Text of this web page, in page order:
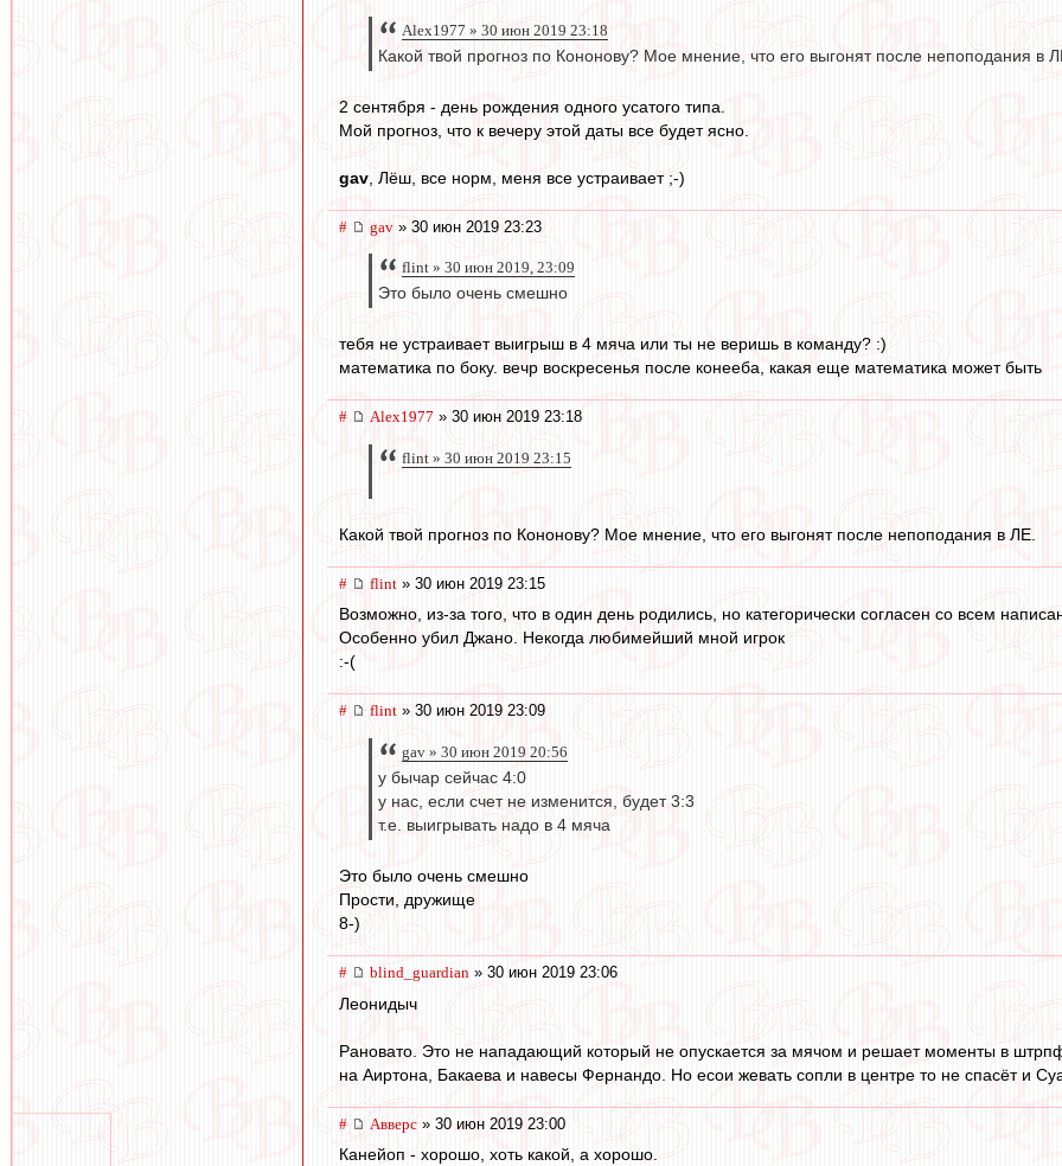
Alex1977 » 30 июн 2019 23:18
Какой твой прогноз по Кононову? Мое мнение, что его выгонят после непоподания в
2 сентября - день рождения одного усатого типа.
Мой прогноз, что к вечеру этой даты все будет ясно.
gav , Лёш, все норм, меня все устраивает ;-)
# gav » 30 июн 2019 23:23
flint » 30 июн 2019, 23:09
Это было очень смешно
тебя не устраивает выигрыш в 4 мяча или ты не веришь в команду? :)
математика по боку. вечр воскресенья после конееба, какая еще математика может быть
# Alex1977 » 30 июн 2019 23:18
flint » 30 июн 2019 23:15
Какой твой прогноз по Кононову? Мое мнение, что его выгонят после непоподания в ЛЕ.
# flint » 30 июн 2019 23:15
Возможно, из-за того, что в один день родились, но категорически согласен со всем
Особенно убил Джано. Некогда любимейший мной игрок
:-(
# flint » 30 июн 2019 23:09
gav » 30 июн 2019 20:56
у бычар сейчас 4:0
у нас, если счет не изменится, будет 3:3
т.е. выигрывать надо в 4 мяча
Это было очень смешно
Прости, дружище
8-)
# blind_guardian » 30 июн 2019 23:06
Леонидыч
Рановато. Это не нападающий который не опускается за мячом и решает моменты в
на Аиртона, Бакаева и навесы Фернандо. Но есои жевать сопли в центре то не спасёт и
# Авверс » 30 июн 2019 23:00
Канейоп - хорошо, хоть какой, а хорошо.